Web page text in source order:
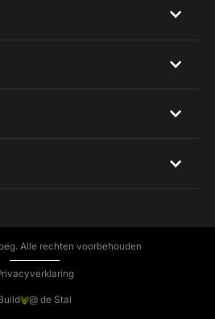
Alle rechten voorbehouden
@ de Stal